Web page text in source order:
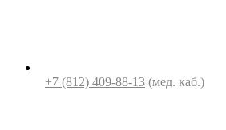
+7 (812) 409-88-13 (мед. каб.)